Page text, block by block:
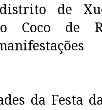
de
Coco de
da Festa